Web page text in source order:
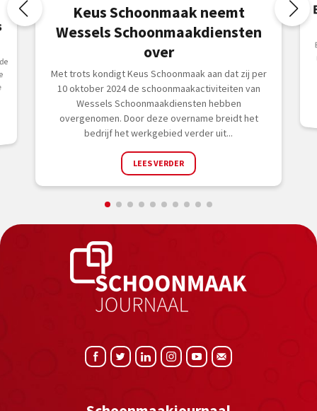
Keus Schoonmaak neemt
Wessels Schoonmaakdiensten
over
Met trots kondigt Keus Schoonmaak aan dat zij per
10 oktober 2024 de schoonmaakactiviteiten van
Wessels Schoonmaakdiensten hebben
overgenomen. Door deze overname breidt het
bedrijf het werkgebied verder uit...
LEES VERDER